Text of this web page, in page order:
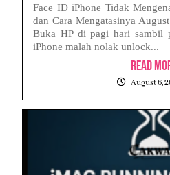
Face ID iPhone Tidak
dan Cara Mengatasinya
Buka HP di pagi hari sambil
iPhone malah nolak unlock...
Read
August 6,